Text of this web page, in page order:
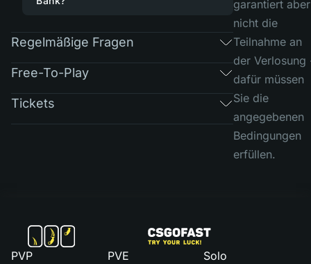
Regelmäßige Fragen
Free-To-Play
Tickets
garantiert aber
nicht die
Teilnahme an
der Verlosung
dafür müssen
Sie die
angegebenen
Bedingungen
erfüllen.
PVP PVE Solo